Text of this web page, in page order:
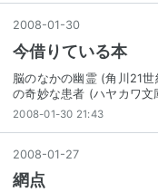
2008-01 -30
今借りている本
脳のなかの幽霊 (角川21
の奇妙な患者 (ハヤカワ
2008-01-30 21:43
2008-01-27
網点